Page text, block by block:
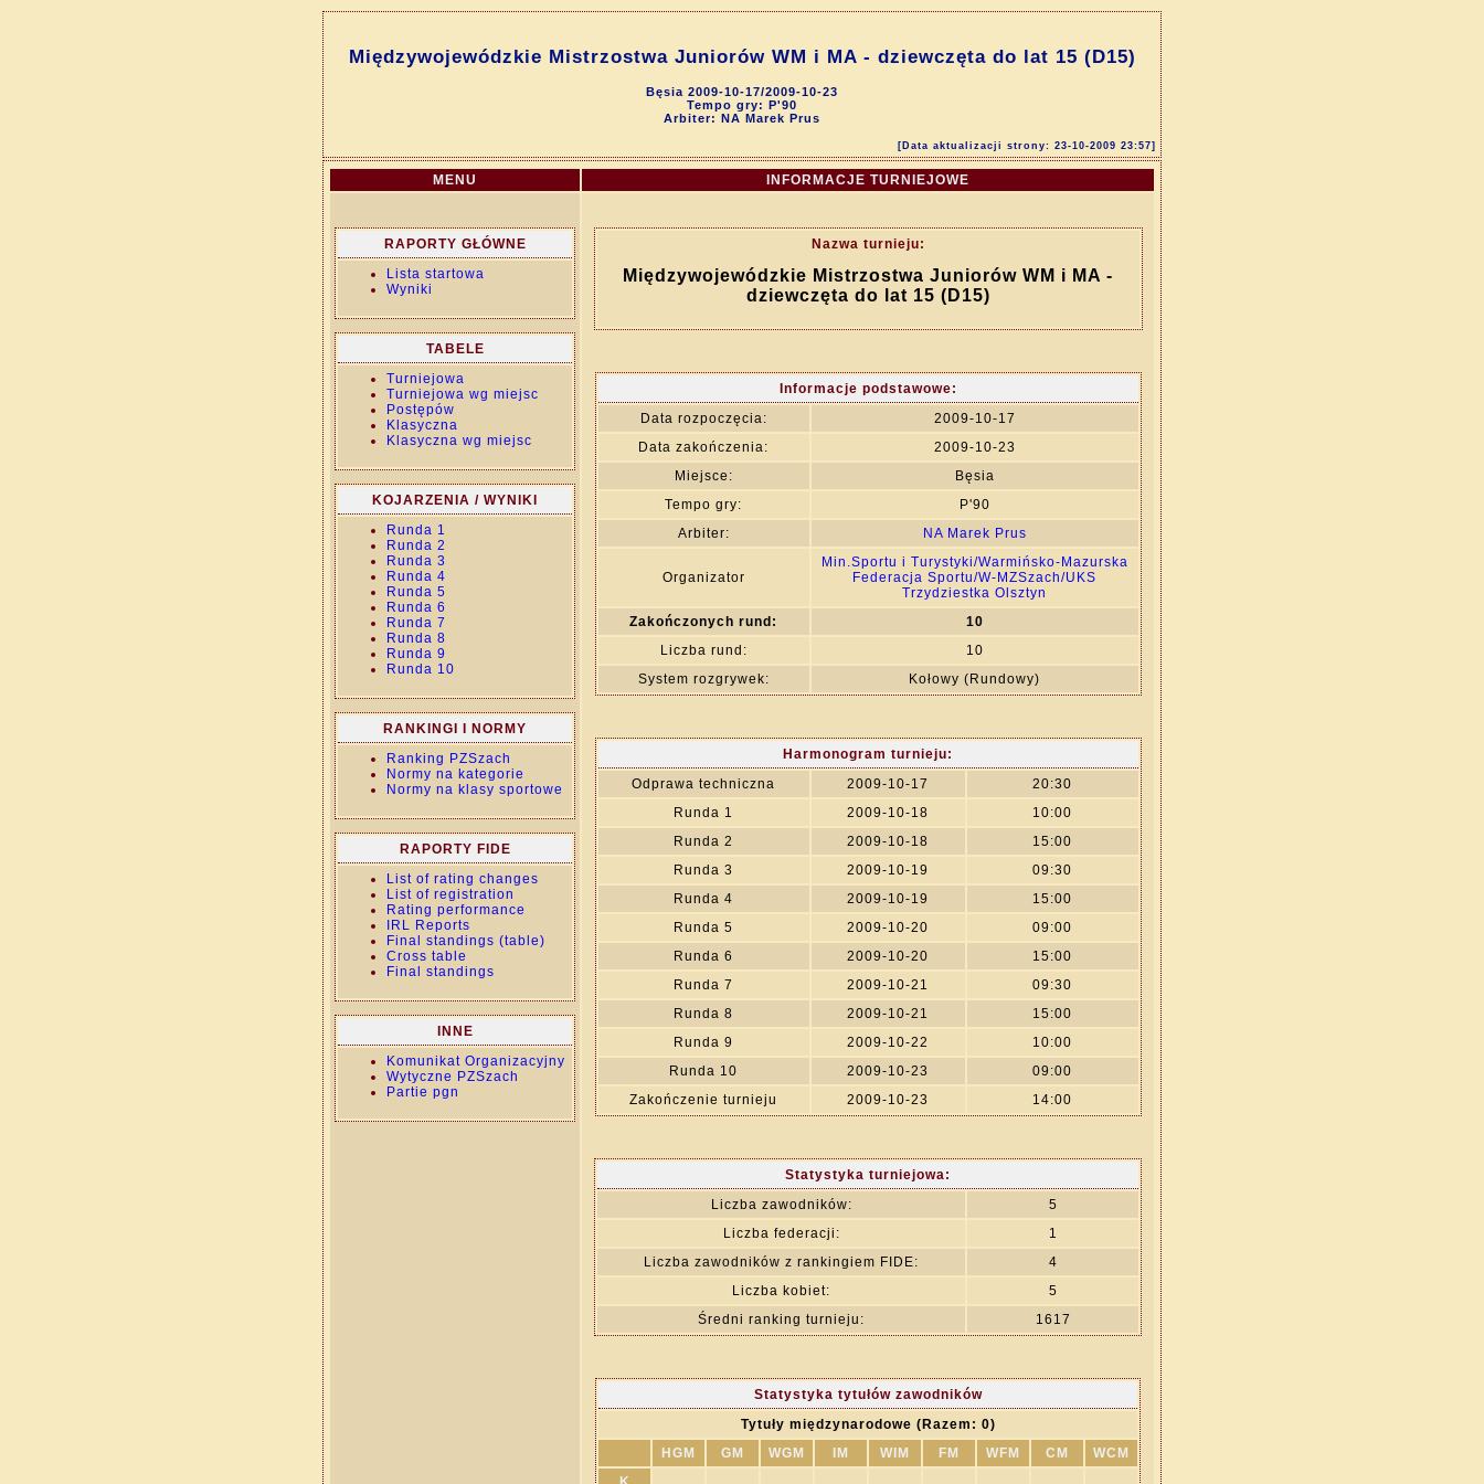
Międzywojewódzkie Mistrzostwa Juniorów WM i MA - dziewczęta do lat 15 (D15)
Bęsia 2009-10-17/2009-10-23
Tempo gry: P'90
Arbiter: NA Marek Prus
[Data aktualizacji strony: 23-10-2009 23:57]
MENU INFORMACJE TURNIEJOWE
RAPORTY GŁÓWNE
Lista startowa
Wyniki
TABELE
Turniejowa
Turniejowa wg miejsc
Postępów
Klasyczna
Klasyczna wg miejsc
KOJARZENIA / WYNIKI
Runda 1
Runda 2
Runda 3
Runda 4
Runda 5
Runda 6
Runda 7
Runda 8
Runda 9
Runda 10
RANKINGI I NORMY
Ranking PZSzach
Normy na kategorie
Normy na klasy sportowe
RAPORTY FIDE
List of rating changes
List of registration
Rating performance
IRL Reports
Final standings (table)
Cross table
Final standings
INNE
Komunikat Organizacyjny
Wytyczne PZSzach
Partie pgn
Nazwa turnieju:
Międzywojewódzkie Mistrzostwa Juniorów WM i MA -
dziewczęta do lat 15 (D15)
Informacje podstawowe:
Data rozpoczęcia:
2009-10-17
Data zakończenia:
2009-10-23
Miejsce:
Bęsia
Tempo gry:
P'90
Arbiter:
NA Marek Prus
Organizator
Min.Sportu i Turystyki/Warmińsko-Mazurska
Federacja Sportu/W-MZSzach/UKS
Trzydziestka Olsztyn
Zakończonych rund:
10
Liczba rund:
10
System rozgrywek:
Kołowy (Rundowy)
Harmonogram turnieju:
Odprawa techniczna
2009-10-17
20:30
Runda 1
2009-10-18
10:00
Runda 2
2009-10-18
15:00
Runda 3
2009-10-19
09:30
Runda 4
2009-10-19
15:00
Runda 5
2009-10-20
09:00
Runda 6
2009-10-20
15:00
Runda 7
2009-10-21
09:30
Runda 8
2009-10-21
15:00
Runda 9
2009-10-22
10:00
Runda 10
2009-10-23
09:00
Zakończenie turnieju
2009-10-23 14:00
Statystyka turniejowa:
Liczba zawodników:
5
Liczba federacji:
1
Liczba zawodników z rankingiem FIDE:
4
Liczba kobiet:
5
Średni ranking turnieju:
1617
Statystyka tytułów zawodników
Tytuły międzynarodowe (Razem: 0)
HGM
GM WGM IM WIM FM WFM CM
WCM